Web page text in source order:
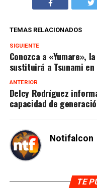
TEMAS RELACIONADOS
SIGUIENTE
Conozca a «Yumare»,
sustituirá a Tsunami
ANTERIOR
Delcy Rodríguez
capacidad de
Notifalcon
TE